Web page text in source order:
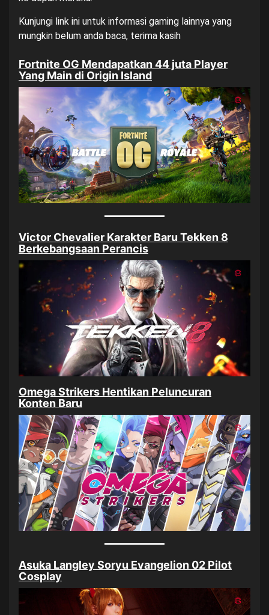
Kunjungi link ini untuk informasi gaming lainnya yang
mungkin belum anda baca, terima kasih
Fortnite OG Mendapatkan 44 juta Player
Yang Main di Origin Island
Victor Chevalier Karakter Baru Tekken 8
Berkebangsaan Perancis
Omega Strikers Hentikan Peluncuran
Konten Baru
Asuka Langley Soryu Evangelion 02 Pilot
Cosplay